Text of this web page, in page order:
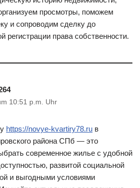
просмотры, поможем
и сопроводим сделку до
регистрации права собственности.
10:51 p.m. Uhr
https://novye-kvartiry78.ru в
района СПб — это
современное жилье с удобной
развитой социальной
и выгодными условиями